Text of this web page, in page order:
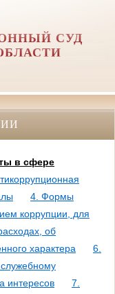
СУД
в сфере
4. Формы
коррупции, для
об
характера
6.
интересов
7.